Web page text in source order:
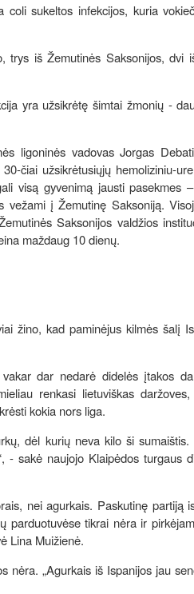
sukeltos infekcijos, kuria
trys iš Žemutinės Saksonijos, dvi
yra užsikrėtę šimtai žmonių -
ligoninės vadovas Jorgas
čiai užsikrėtusiųjų hemoliziniu-
visą gyvenimą jausti pasekmes
į Žemutinę Saksoniją.
Saksonijos valdžios
maždaug 10 dienų.
žino, kad paminėjus kilmės šalį
dar nedarė didelės įtakos
renkasi lietuviškas
kokia nors liga.
dėl kurių neva kilo ši
sakė naujojo Klaipėdos turgaus
nei agurkais. Paskutinę partiją
tikrai nėra ir
Lina Muižienė.
nėra. „Agurkais iš Ispanijos jau